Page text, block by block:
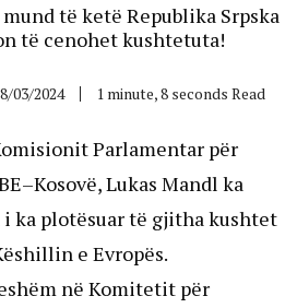
të ketë Republika Srpska
të cenohet kushtetuta!
03/2024 1 minute, 8 seconds Read
Parlamentar për
Lukas Mandl ka
i ka plotësuar të gjitha kushtet
e Evropës.
në Komitetit për